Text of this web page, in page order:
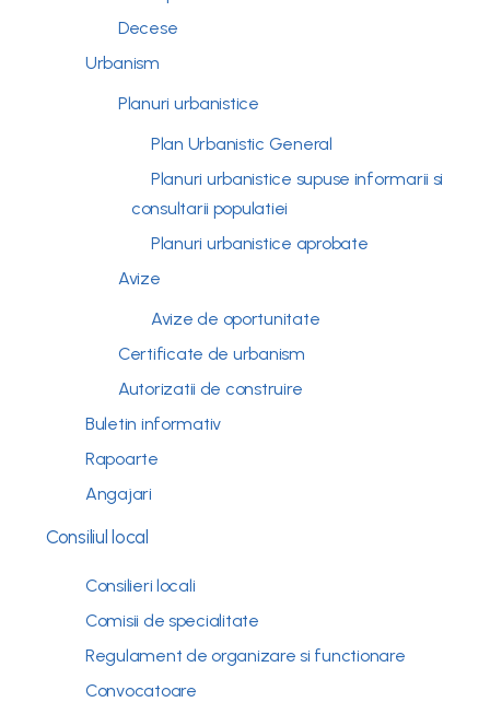
Decese
Urbanism
Planuri urbanistice
Plan Urbanistic General
Planuri urbanistice supuse informarii si
consultarii populatiei
Planuri urbanistice aprobate
Avize
Avize de oportunitate
Certificate de urbanism
Autorizatii de construire
Buletin informativ
Rapoarte
Angajari
Consiliul local
Consilieri locali
Comisii de specialitate
Regulament de organizare si functionare
Convocatoare